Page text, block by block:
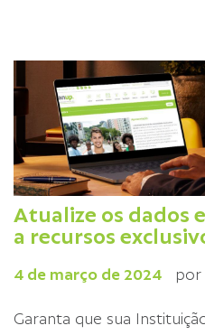
Atualize os dados
a recursos
4 de março de 2024 por
Garanta que sua